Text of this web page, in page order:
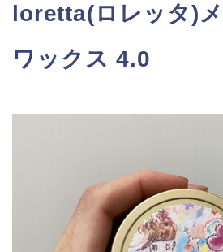
loretta(ロレッタ)
ワックス 4.0